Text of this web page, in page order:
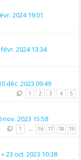
2024 19:01
2024 13:34
déc. 2023 09:49
1 2 3 4 5
nov. 2023 15:58
1 … 16 17 18 19
« 23 oct. 2023 10:38